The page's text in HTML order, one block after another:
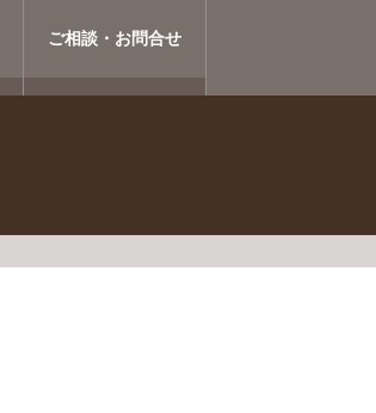
ご相談・お問合せ